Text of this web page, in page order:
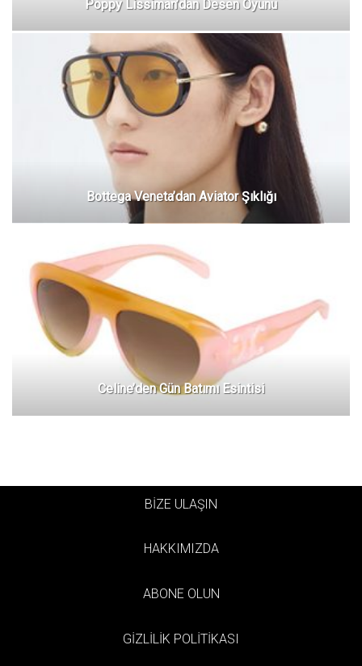
Poppy Lissiman’dan Desen Oyunu
Bottega Veneta’dan Aviator Şıklığı
Celine’den Gün Batımı Esintisi
BİZE ULAŞIN
HAKKIMIZDA
ABONE OLUN
GİZLİLİK POLİTİKASI